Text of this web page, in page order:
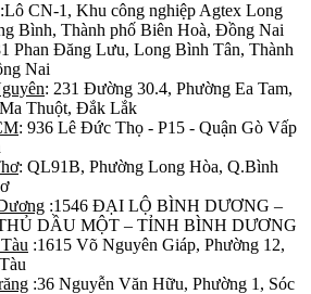
:Lô CN-1, Khu công nghiệp Agtex Long
Bình, Thành phố Biên Hoà, Đồng Nai
Phan Đăng Lưu, Long Bình Tân, Thành
Nai
: 231 Đường 30.4, Phường Ea Tam,
Thuột, Đắk Lắk
: 936 Lê Đức Thọ - P15 - Quận Gò Vấp
: QL91B, Phường Long Hòa, Q.Bình
:1546 ĐẠI LỘ BÌNH DƯƠNG –
DẦU MỘT – TỈNH BÌNH DƯƠNG
:1615 Võ Nguyên Giáp, Phường 12,
:36 Nguyễn Văn Hữu, Phường 1, Sóc